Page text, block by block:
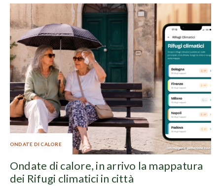
ONDATE DI CALORE
Ondate di calore, in arrivo la mappatura
dei Rifugi climatici in città